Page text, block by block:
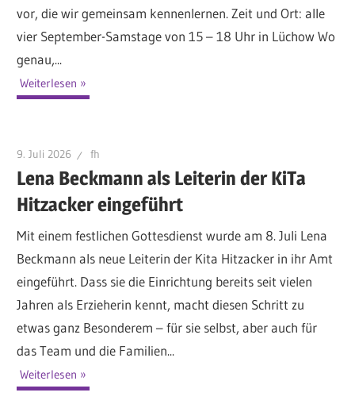
vor, die wir gemeinsam kennenlernen. Zeit und Ort: alle
vier September-Samstage von 15 – 18 Uhr in Lüchow Wo
genau,...
Weiterlesen
9. Juli 2026 fh
Lena Beckmann als Leiterin der KiTa
Hitzacker eingeführt
Mit einem festlichen Gottesdienst wurde am 8. Juli Lena
Beckmann als neue Leiterin der Kita Hitzacker in ihr Amt
eingeführt. Dass sie die Einrichtung bereits seit vielen
Jahren als Erzieherin kennt, macht diesen Schritt zu
etwas ganz Besonderem – für sie selbst, aber auch für
das Team und die Familien...
Weiterlesen